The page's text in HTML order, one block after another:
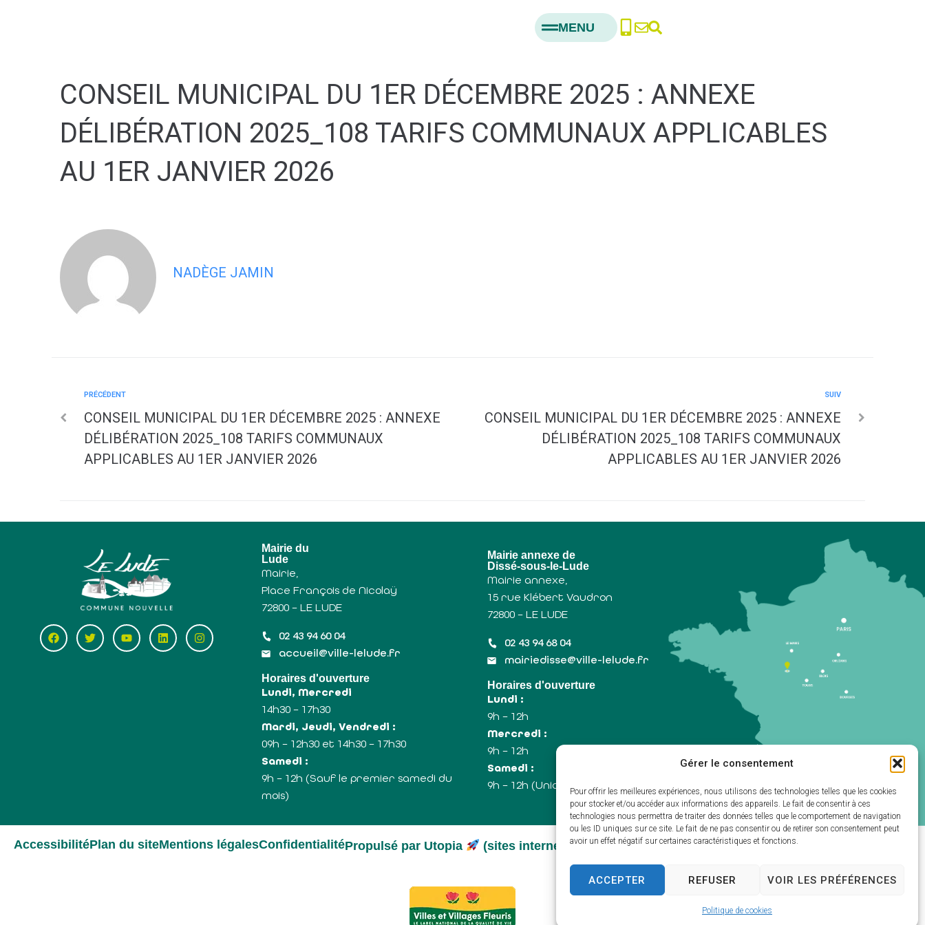
Gérer le consentement
Pour offrir les meilleures expériences, nous utilisons des technologies telles que les cookies
pour stocker et/ou accéder aux informations des appareils. Le fait de consentir à ces
technologies nous permettra de traiter des données telles que le comportement de navigation
ou les ID uniques sur ce site. Le fait de ne pas consentir ou de retirer son consentement peut
avoir un effet négatif sur certaines caractéristiques et fonctions.
ACCEPTER REFUSER VOIR LES PRÉFÉRENCES
Politique de cookies
MENU
CONSEIL MUNICIPAL DU 1ER DÉCEMBRE 2025 : ANNEXE
DÉLIBÉRATION 2025_108 TARIFS COMMUNAUX APPLICABLES
AU 1ER JANVIER 2026
NADÈGE JAMIN
PRÉCÉDENT
CONSEIL MUNICIPAL DU 1ER DÉCEMBRE 2025 : ANNEXE
DÉLIBÉRATION 2025_108 TARIFS COMMUNAUX
APPLICABLES AU 1ER JANVIER 2026
SUIV
CONSEIL MUNICIPAL DU 1ER DÉCEMBRE 2025 : ANNEXE
DÉLIBÉRATION 2025_108 TARIFS COMMUNAUX
APPLICABLES AU 1ER JANVIER 2026
Mairie du
Lude
Mairie,
Place François de Nicolaÿ
72800 – LE LUDE
02 43 94 60 04
accueil@ville-lelude.fr
Horaires d'ouverture
Lundi, Mercredi
14h30 – 17h30
Mardi, Jeudi, Vendredi :
09h – 12h30 et 14h30 – 17h30
Samedi :
9h – 12h (Sauf le premier samedi du
mois)
Mairie annexe de
Dissé-sous-le-Lude
Mairie annexe,
15 rue Klébert Vaudron
72800 – LE LUDE
02 43 94 68 04
mairiedisse@ville-lelude.fr
Horaires d'ouverture
Lundi :
9h – 12h
Mercredi :
9h – 12h
Samedi :
9h – 12h (Uniquement le 1er samedi du mois)
AccessibilitéPlan du siteMentions légalesConfidentialitéPropulsé par Utopia (sites internet de collectivités & GRC/GRU)